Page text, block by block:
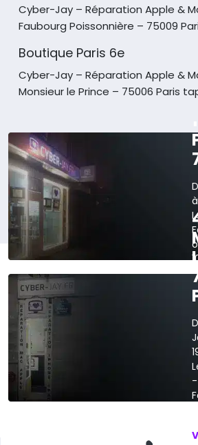
Cyber-Jay – Réparation Apple &
Faubourg Poissonnière – 75009
Boutique Paris 6e
Cyber-Jay – Réparation Apple &
Monsieur le Prince – 75006 Paris
-